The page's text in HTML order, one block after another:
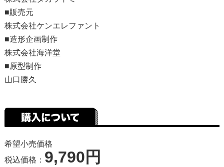
■販売元
株式会社ケンエレファント
■造形企画制作
株式会社海洋堂
■原型制作
山口勝久
希望小売価格
税込価格： 9,790円